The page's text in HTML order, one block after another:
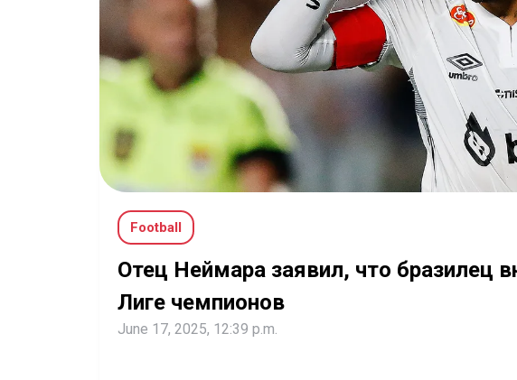
Football
Отец Неймара заявил, что бразилец
Лиге чемпионов
June 17, 2025, 12:39 p.m.